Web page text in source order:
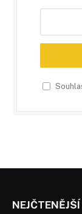
NEJČTENĚJŠÍ